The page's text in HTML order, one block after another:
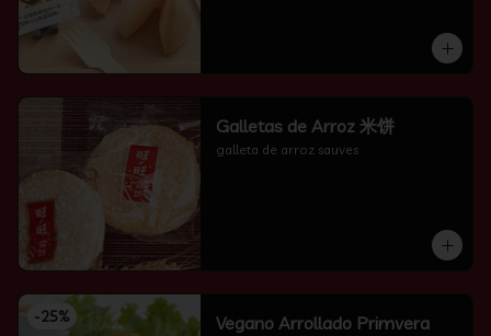
Galletas de Arroz 米饼
galleta de arroz sauves
-25%
Vegano Arrollado Primvera